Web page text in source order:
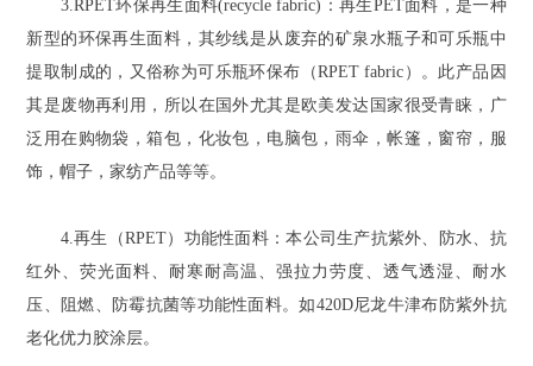
3.RPET环保再生面料(recycle fabric)：再生PET面料，是一种
新型的环保再生面料，其纱线是从废弃的矿泉水瓶子和可乐瓶中
提取制成的，又俗称为可乐瓶环保布（RPET fabric）。此产品因
其是废物再利用，所以在国外尤其是欧美发达国家很受青睐，广
泛用在购物袋，箱包，化妆包，电脑包，雨伞，帐篷，窗帘，服
饰，帽子，家纺产品等等。
4.再生（RPET）功能性面料：本公司生产抗紫外、防水、抗
红外、荧光面料、耐寒耐高温、强拉力劳度、透气透湿、耐水
压、阻燃、防霉抗菌等功能性面料。如420D尼龙牛津布防紫外抗
老化优力胶涂层。